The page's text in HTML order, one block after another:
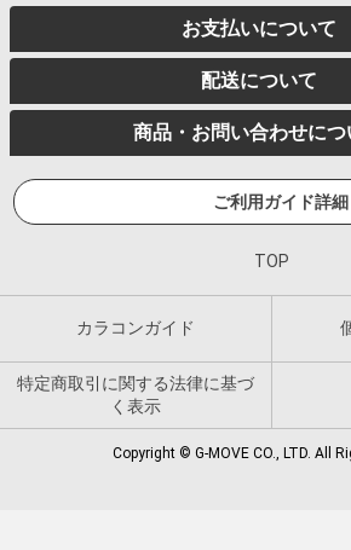
お支払いについて
配送について
商品・お問い合わせにつ
ご利用ガイド詳細
TOP
カラコンガイド
特定商取引に関する法律に基づ
く表示
Copyright © G-MOVE CO., LTD. All